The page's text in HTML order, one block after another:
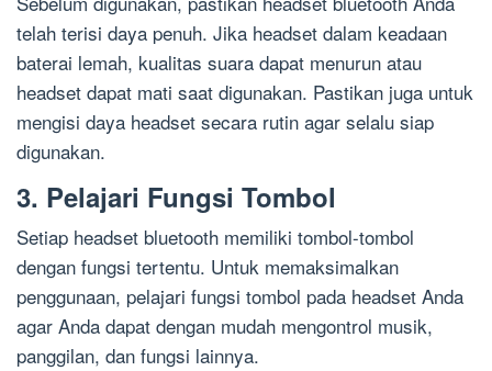
telah terisi daya penuh. Jika headset dalam keadaan
baterai lemah, kualitas suara dapat menurun atau
headset dapat mati saat digunakan. Pastikan juga untuk
mengisi daya headset secara rutin agar selalu siap
digunakan.
3. Pelajari Fungsi Tombol
Setiap headset bluetooth memiliki tombol-tombol
dengan fungsi tertentu. Untuk memaksimalkan
penggunaan, pelajari fungsi tombol pada headset Anda
agar Anda dapat dengan mudah mengontrol musik,
panggilan, dan fungsi lainnya.